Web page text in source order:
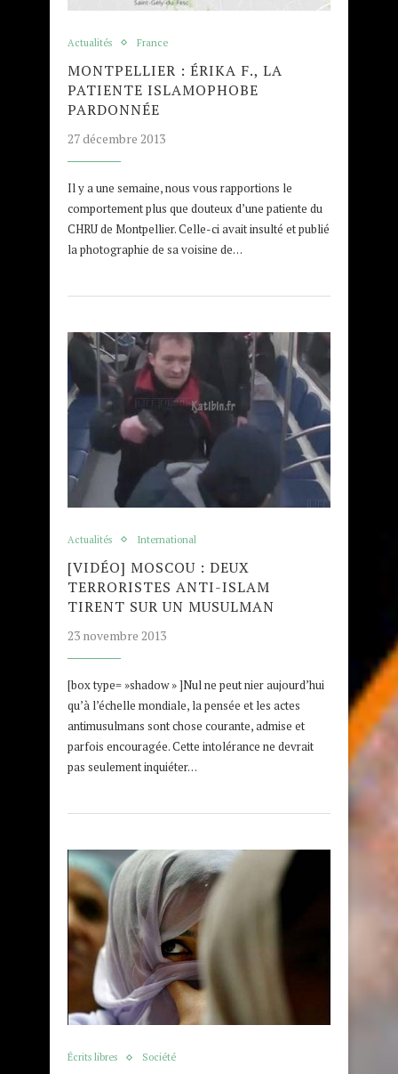
Actualités France
MONTPELLIER : ÉRIKA F., LA
PATIENTE ISLAMOPHOBE
PARDONNÉE
27 décembre 2013
Il y a une semaine, nous vous rapportions le
comportement plus que douteux d’une patiente du
CHRU de Montpellier. Celle-ci avait insulté et publié
la photographie de sa voisine de…
Actualités International
[VIDÉO] MOSCOU : DEUX
TERRORISTES ANTI-ISLAM
TIRENT SUR UN MUSULMAN
23 novembre 2013
[box type= »shadow » ]Nul ne peut nier aujourd’hui
qu’à l’échelle mondiale, la pensée et les actes
antimusulmans sont chose courante, admise et
parfois encouragée. Cette intolérance ne devrait
pas seulement inquiéter…
Écrits libres Société